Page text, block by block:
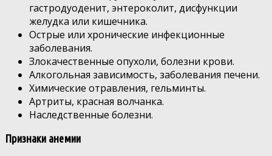
гастродуоденит, энтероколит, дисфункции
желудка или кишечника.
Острые или хронические инфекционные
заболевания.
Злокачественные опухоли, болезни крови.
Алкогольная зависимость, заболевания печени.
Химические отравления, гельминты.
Артриты, красная волчанка.
Наследственные болезни.
Признаки анемии